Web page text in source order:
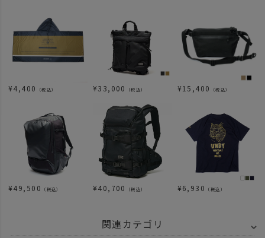
¥4,400 （税込） ¥33,000 （税込） ¥15,400 （税込）
¥49,500 （税込） ¥40,700 （税込） ¥6,930 （税込）
関連カテゴリ